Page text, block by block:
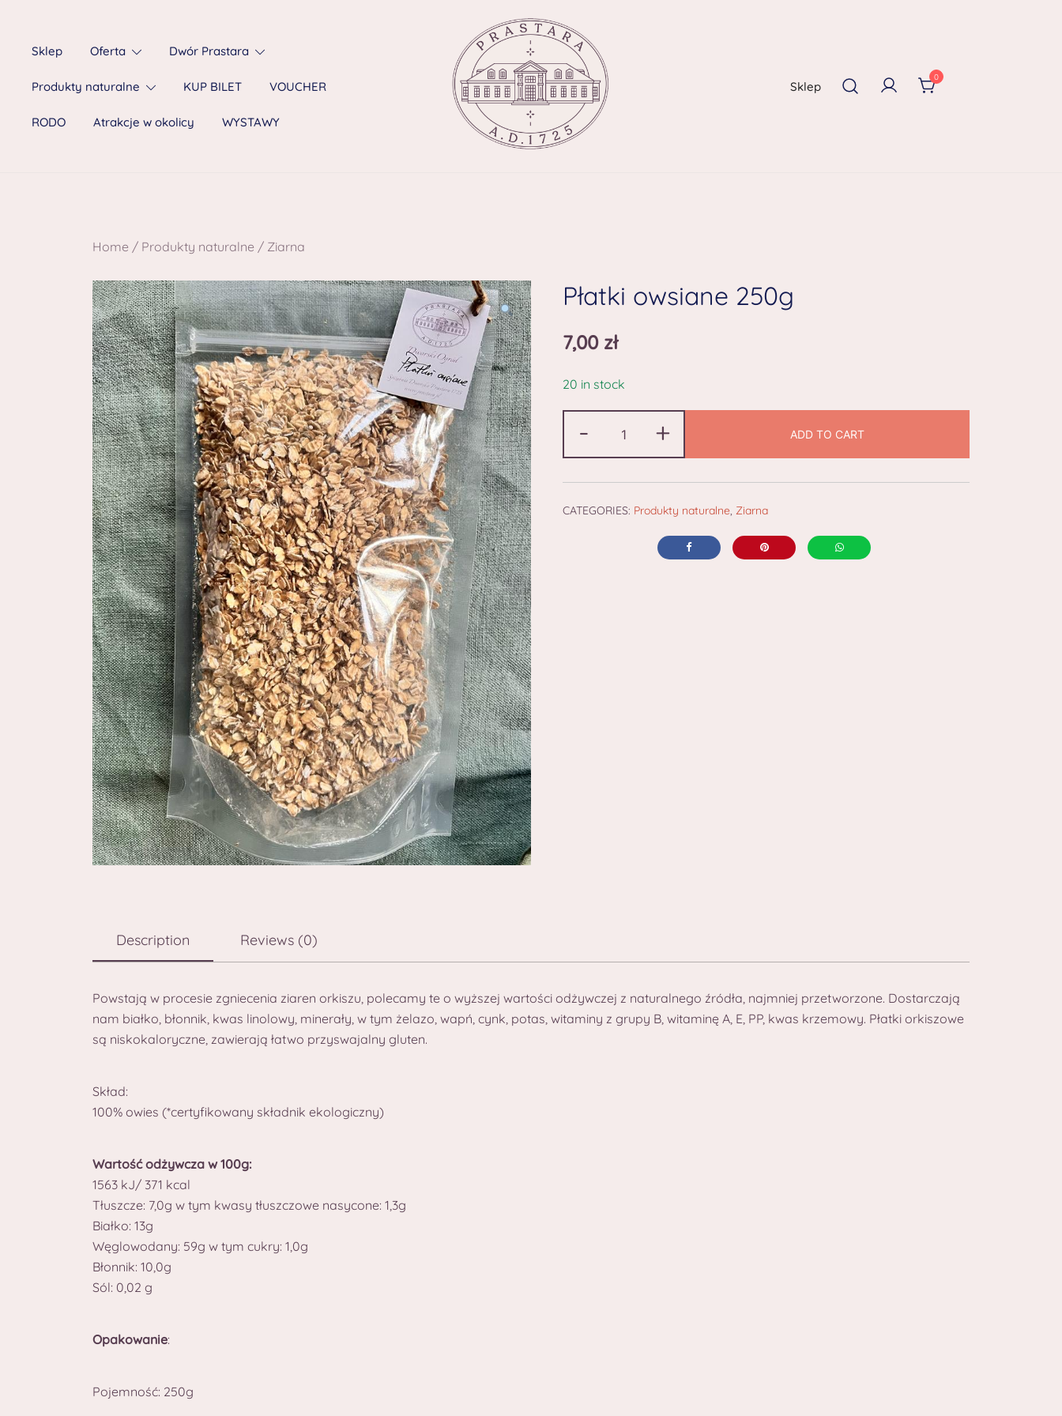
Sklep Oferta Dwór Prastara
Produkty naturalne KUP BILET VOUCHER
RODO Atrakcje w okolicy WYSTAWY
Sklep
0
Home / Produkty naturalne / Ziarna
Płatki owsiane 250g
7,00 zł
20 in stock
- + ADD TO CART
CATEGORIES: Produkty naturalne, Ziarna
Description Reviews (0)
Powstają w procesie zgniecenia ziaren orkiszu, polecamy te o wyższej wartości odżywczej z naturalnego źródła, najmniej przetworzone. Dostarczają
nam białko, błonnik, kwas linolowy, minerały, w tym żelazo, wapń, cynk, potas, witaminy z grupy B, witaminę A, E, PP, kwas krzemowy. Płatki orkiszowe
są niskokaloryczne, zawierają łatwo przyswajalny gluten.
Skład:
100% owies (*certyfikowany składnik ekologiczny)
Wartość odżywcza w 100g:
1563 kJ/ 371 kcal
Tłuszcze: 7,0g w tym kwasy tłuszczowe nasycone: 1,3g
Białko: 13g
Węglowodany: 59g w tym cukry: 1,0g
Błonnik: 10,0g
Sól: 0,02 g
Opakowanie:
Pojemność: 250g